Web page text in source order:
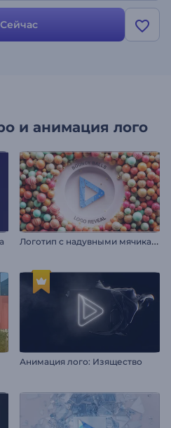
и анимация лого
Л
оготип с надувными мячиками
Анимация лого: Изящество